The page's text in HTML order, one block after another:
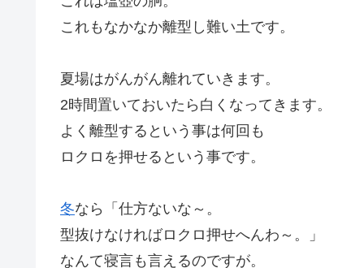
これもなかなか離型し難い土です。
夏場はがんがん離れていきます。
2時間置いておいたら白くなってきます。
よく離型するという事は何回も
ロクロを押せるという事です。
冬なら「仕方ないな～。
型抜けなければロクロ押せへんわ～。」
なんて寝言も言えるのですが。